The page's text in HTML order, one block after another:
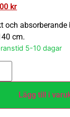
kr
och
cm.
5-10 dagar
Lägg till i